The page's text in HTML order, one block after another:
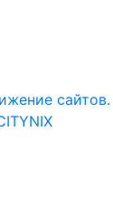
сайтов.